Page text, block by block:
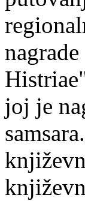
joj je